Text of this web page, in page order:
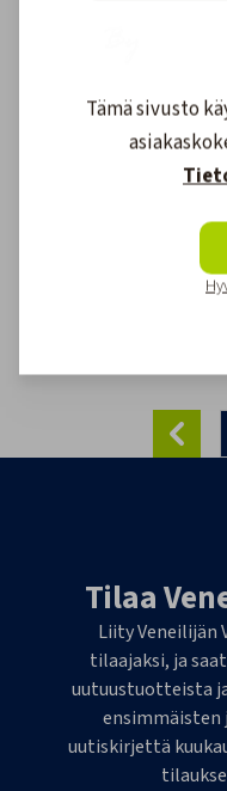
Tilaa
Liity Veneilijän
tilaajaksi, ja
uutuustuotteista
ensimmäisten
uutiskirjettä
Tämä sivusto